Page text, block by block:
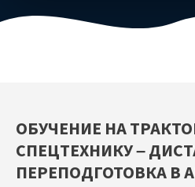
ОБУЧЕНИЕ НА
СПЕЦТЕХНИКУ –
ПЕРЕПОДГОТОВКА В